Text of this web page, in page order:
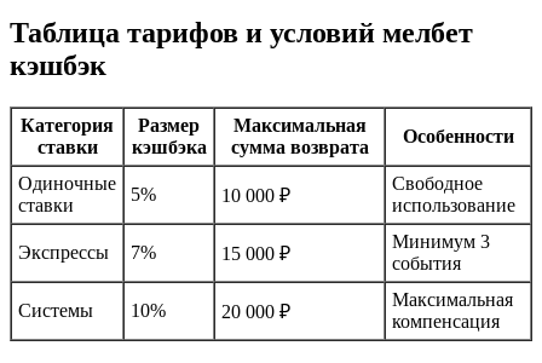
Таблица тарифов и условий мелбет
кэшбэк
Категория
ставки
Размер
кэшбэка
Максимальная
сумма возврата
Особенности
Одиночные
ставки
5% 10 000 ₽
Свободное
использование
Экспрессы 7% 15 000 ₽
Минимум 3
события
Системы 10% 20 000 ₽
Максимальная
компенсация